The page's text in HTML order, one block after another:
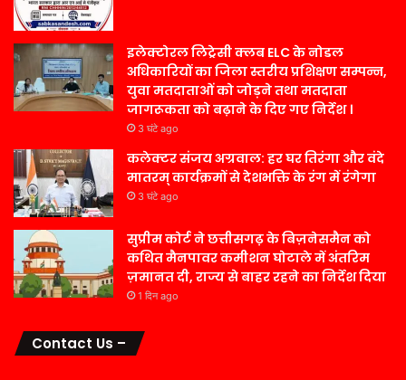
इलेक्टोरल लिट्रेसी क्लब ELC के नोडल
अधिकारियों का जिला स्तरीय प्रशिक्षण सम्पन्न,
युवा मतदाताओं को जोड़ने तथा मतदाता
जागरूकता को बढ़ाने के दिए गए निर्देश ।
3 घंटे ago
कलेक्टर संजय अग्रवाल: हर घर तिरंगा और वंदे
मातरम् कार्यक्रमों से देशभक्ति के रंग में रंगेगा
3 घंटे ago
सुप्रीम कोर्ट ने छत्तीसगढ़ के बिज़नेसमैन को
कथित मैनपावर कमीशन घोटाले में अंतरिम
ज़मानत दी, राज्य से बाहर रहने का निर्देश दिया
1 दिन ago
Contact Us –